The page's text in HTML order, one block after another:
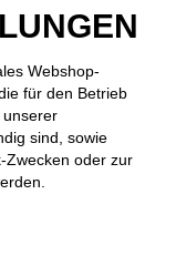
Webshop-
für den Betrieb
unserer
sind, sowie
Zwecken oder zur
Stift-
dank Alu-Gehäuse
smoothes
zugreifst,
Lenovo
der Schule und
Funktionalität
Leistung und